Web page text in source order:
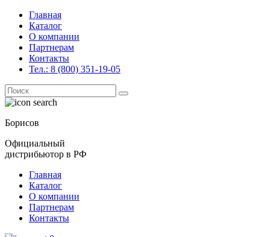
Главная
Каталог
О компании
Партнерам
Контакты
Тел.: 8 (800) 351-19-05
Поиск
for:
Борисов
Официальный
дистрибьютор в РФ
Главная
Каталог
О компании
Партнерам
Контакты